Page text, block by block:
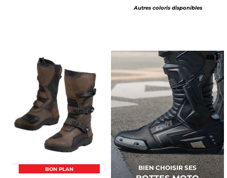
Autres coloris disponibles
BON PLAN BIEN CHOISIR SES